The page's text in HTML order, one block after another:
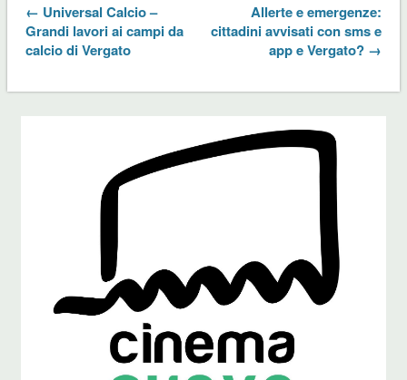
← Universal Calcio –
Grandi lavori ai campi da
calcio di Vergato
Allerte e emergenze:
cittadini avvisati con sms e
app e Vergato? →